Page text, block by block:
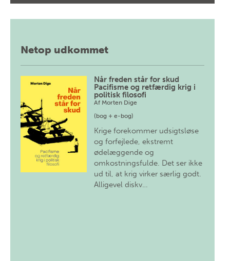
Netop udkommet
Når freden står for skud
Pacifisme og retfærdig krig i
politisk filosofi
Af Morten Dige
(bog + e-bog)
Krige forekommer udsigtsløse
og forfejlede, ekstremt
ødelæggende og
omkostningsfulde. Det ser ikke
ud til, at krig virker særlig godt.
Alligevel diskv…